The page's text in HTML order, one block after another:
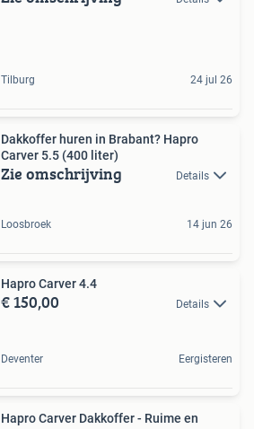
Tilburg 24 jul 26
Dakkoffer huren in Brabant? Hapro
Carver 5.5 (400 liter)
Zie omschrijving Details
Loosbroek 14 jun 26
Hapro Carver 4.4
€ 150,00 Details
Deventer Eergisteren
Hapro Carver Dakkoffer - Ruime en